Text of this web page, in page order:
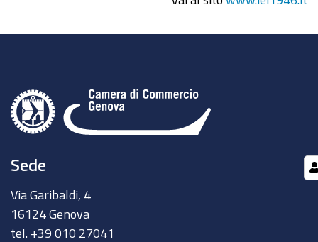
Sede
Via Garibaldi, 4
16124 Genova
tel. +39 010 27041